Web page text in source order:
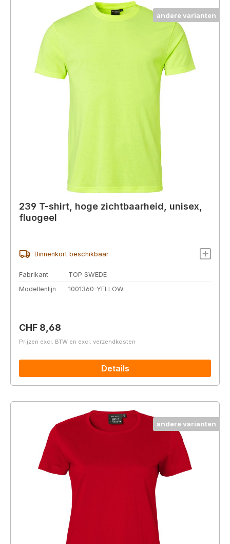
andere varianten
239 T-shirt, hoge zichtbaarheid, unisex,
fluogeel
Binnenkort beschikbaar
Fabrikant
TOP SWEDE
Modellenlijn
1001360-YELLOW
Normale prijs:
CHF 8,68
Prijzen excl. BTW en excl. verzendkosten
Details
andere varianten